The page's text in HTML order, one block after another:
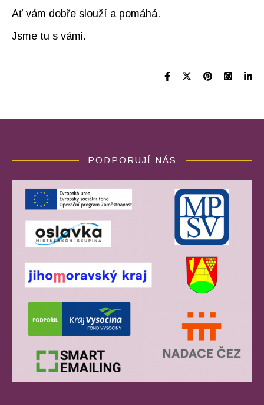
Ať vám dobře slouží a pomáhá.
Jsme tu s vámi.
PODPORUJÍ NÁS